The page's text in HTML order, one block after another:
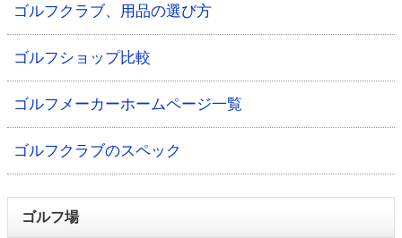
ゴルフクラブ、用品の選び方
ゴルフショップ比較
ゴルフメーカーホームページ一覧
ゴルフクラブのスペック
ゴルフ場